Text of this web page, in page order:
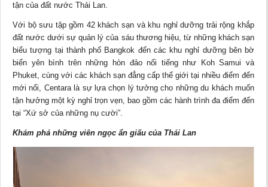
tận của đất nước Thái Lan.
Với bộ sưu tập gồm 42 khách sạn và khu nghỉ dưỡng trải rộng khắp
đất nước dưới sự quản lý của sáu thương hiệu, từ những khách sạn
biểu tượng tại thành phố Bangkok đến các khu nghỉ dưỡng bên bờ
biển yên bình trên những hòn đảo nổi tiếng như Koh Samui và
Phuket, cùng với các khách sạn đẳng cấp thế giới tại nhiều điểm đến
mới nổi, Centara là sự lựa chọn lý tưởng cho những du khách muốn
tận hưởng một kỳ nghỉ trọn vẹn, bao gồm các hành trình đa điểm đến
tại “Xứ sở của những nụ cười”.
Khám phá những viên ngọc ẩn giấu của Thái Lan